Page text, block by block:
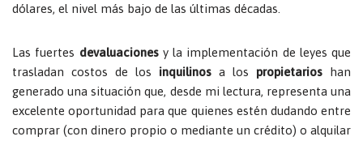
dólares, el nivel más bajo de las últimas décadas.
Las fuertes devaluacionesy la implementación de leyes que
trasladan costos de los inquilinos a los propietarios han
generado una situación que, desde mi lectura, representa una
excelente oportunidad para que quienes estén dudando entre
comprar (con dinero propio o mediante un crédito) o alquilar